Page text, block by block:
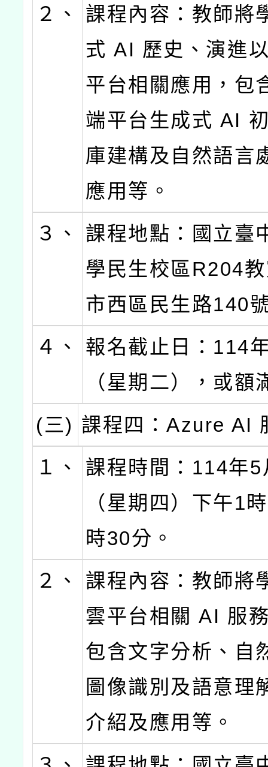
２、
課程內容：教師將
式 AI 歷史、演進
平台相關應用，包
端平台生成式 AI
庫建構及自然語言
應用等。
３、
課程地點：國立臺
學民生校區R204
市西區民生路140
４、
報名截止日：114
（星期二），或額
(三) 課程四：Azure AI
１、
課程時間：114年5
（星期四）下午1
時30分。
２、
課程內容：教師將
雲平台相關 AI 服
包含文字分析、自
圖像識別及語意理
介紹及應用等。